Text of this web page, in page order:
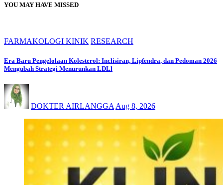
YOU MAY HAVE MISSED
FARMAKOLOGI KINIK RESEARCH
Era Baru Pengelolaan Kolesterol: Inclisiran, Lipfendra, dan Pedoman 2026
Mengubah Strategi Menurunkan LDLl
DOKTER AIRLANGGA Aug 8, 2026